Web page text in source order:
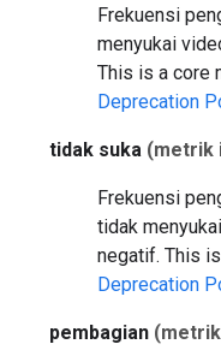
Frekuensi
menyukai
This is a core
Deprecation
tidak suka (metrik
Frekuensi
tidak
negatif. This
Deprecation
pembagian